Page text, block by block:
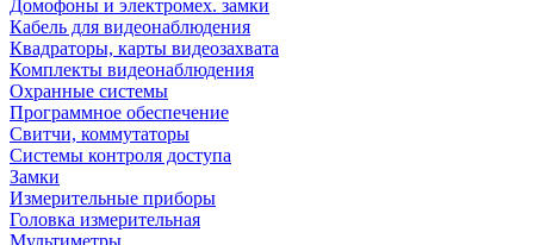
Домофоны и электромех. замки
Кабель для видеонаблюдения
Квадраторы, карты видеозахвата
Комплекты видеонаблюдения
Охранные системы
Программное обеспечение
Свитчи, коммутаторы
Системы контроля доступа
Замки
Измерительные приборы
Головка измерительная
Мультиметры